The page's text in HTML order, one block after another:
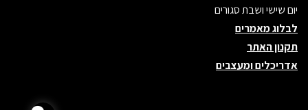
יום שישי ושבת סגורים
לבלוג מאמרים
תקנון האתר
אדריכלים ומעצבים